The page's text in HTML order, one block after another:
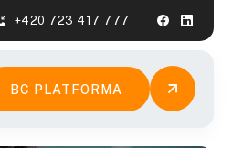
+420 723 417 777
BC PLATFORMA